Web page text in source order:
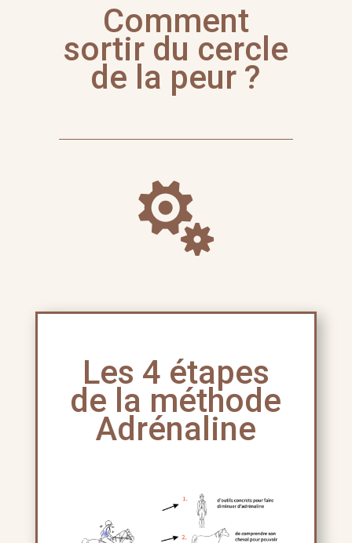
Comment
sortir du cercle
de la peur ?

Les 4 étapes
de la méthode
Adrénaline